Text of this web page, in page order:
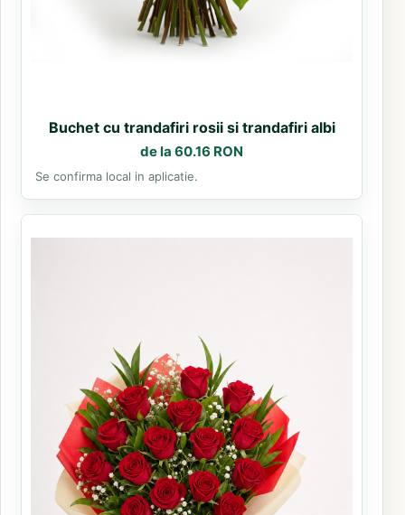
Buchet cu trandafiri rosii si trandafiri albi
de la 60.16 RON
Se confirma local in aplicatie.